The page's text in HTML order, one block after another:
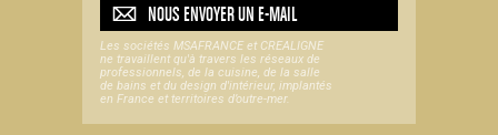
NOUS ENVOYER UNE-MAIL
Les sociétés MSAFRANCE et CREALIGNE
ne travaillent qu'à travers les réseaux de
professionnels, de la cuisine, de la salle
de bains et du design d'intérieur, implantés
en France et territoires d’outre-mer.